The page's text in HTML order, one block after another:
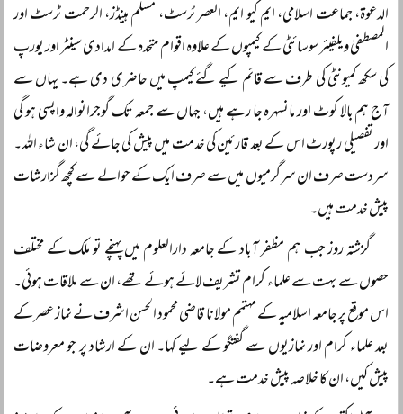
الدعوۃ، جماعت اسلامی، ایم کیو ایم، العصر ٹرسٹ، مسلم ہینڈز، الرحمت ٹرسٹ اور
المصطفیٰ ویلفیئر سوسائٹی کے کیمپوں کے علاوہ اقوام متحدہ کے امدادی سینٹر اور یورپ
کی سکھ کمیونٹی کی طرف سے قائم کیے گئے کیمپ میں حاضری دی ہے۔ یہاں سے
آج ہم بالا کوٹ اور مانسہرہ جا رہے ہیں، جہاں سے جمعہ تک گوجرانوالہ واپسی ہو گی
اور تفصیلی رپورٹ اس کے بعد قارئین کی خدمت میں پیش کی جائے گی، ان شاء اللہ۔
سردست صرف ان سرگرمیوں میں سے صرف ایک کے حوالے سے کچھ گزارشات
پیش خدمت ہیں۔
گزشتہ روز جب ہم مظفر آباد کے جامعہ دارالعلوم میں پہنچے تو ملک کے مختلف
حصوں سے بہت سے علماء کرام تشریف لائے ہوئے تھے، ان سے ملاقات ہوئی۔
اس موقع پر جامعہ اسلامیہ کے مہتمم مولانا قاضی محمود الحسن اشرف نے نماز عصر کے
بعد علماء کرام اور نمازیوں سے گفتگو کے لیے کہا۔ ان کے ارشاد پر جو معروضات
پیش کیں، ان کا خلاصہ پیش خدمت ہے۔